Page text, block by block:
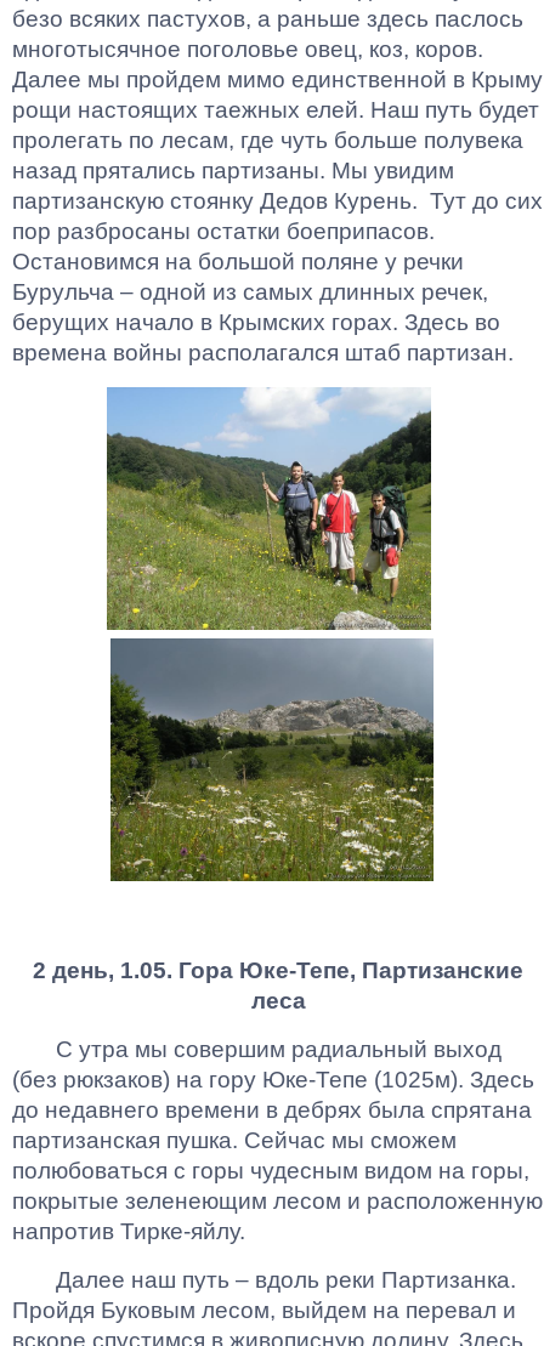
безо всяких пастухов, а раньше здесь паслось
многотысячное поголовье овец, коз, коров.
Далее мы пройдем мимо единственной в Крыму
рощи настоящих таежных елей. Наш путь будет
пролегать по лесам, где чуть больше полувека
назад прятались партизаны. Мы увидим
партизанскую стоянку Дедов Курень. Тут до сих
пор разбросаны остатки боеприпасов.
Остановимся на большой поляне у речки
Бурульча – одной из самых длинных речек,
берущих начало в Крымских горах. Здесь во
времена войны располагался штаб партизан.
2 день, 1.05. Гора Юке-Тепе, Партизанские
леса
С утра мы совершим радиальный выход
(без рюкзаков) на гору Юке-Тепе (1025м). Здесь
до недавнего времени в дебрях была спрятана
партизанская пушка. Сейчас мы сможем
полюбоваться с горы чудесным видом на горы,
покрытые зеленеющим лесом и расположенную
напротив Тирке-яйлу.
Далее наш путь – вдоль реки Партизанка.
Пройдя Буковым лесом, выйдем на перевал и
вскоре спустимся в живописную долину. Здесь